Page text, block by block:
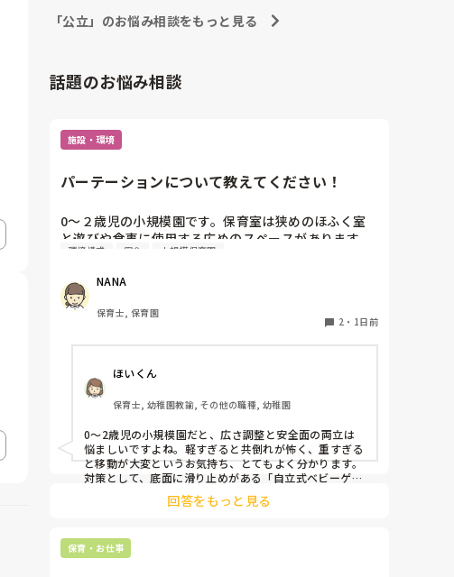
「公立」のお悩み相談をもっと見る
話題のお悩み相談
施設・環境
パーテーションについて教えてください！
0〜２歳児の小規模園です。保育室は狭めのほふく室
と遊びや食事に使用する広めのスペースがあります。
広すぎると走り回ったりして落ち着かないので、活動
テーションがウレタンのような素材で軽いので、ちょ
っと体が当たると倒れたり、つかまり立ちが不安定な
子にとっては共倒れになったりで危険です。かと言っ
て固定してしまうと活動によって柔軟に移動すること
しっかりした重いものを置いていましたが、移動が大
変で使い勝手が悪く、子どもがぶつかって倒れた時に
怖い思いをしました。
皆さんの園ではどんなもので工夫されていますか？
環境構成 安全 小規模保育園
NANA
保育士, 保育園
2 ・ 1日前
ほいくん
保育士, 幼稚園教諭, その他の職種, 幼稚園
0〜2歳児の小規模園だと、広さ調整と安全面の両立は
悩ましいですよね。軽すぎると共倒れが怖く、重すぎる
と移動が大変というお気持ち、とてもよく分かります。
対策として、底面に滑り止めがある「自立式ベビーゲー
ト」なら、つかまり立ちでも倒れにくく移動も楽でおす
すめです。また、ストッパー付きキャスターをつけたロ
です。
今のウレタン製を活かすなら、壁や固定家具で挟む配置
回答をもっと見る
保育・お仕事